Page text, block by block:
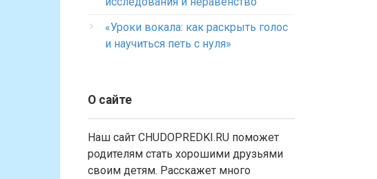
«Уроки вокала: как раскрыть голос
и научиться петь с нуля»
О сайте
Наш сайт CHUDOPREDKI.RU поможет
родителям стать хорошими друзьями
своим детям. Расскажет много